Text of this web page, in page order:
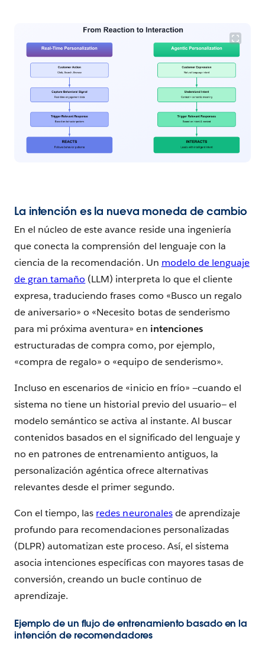
La intención es la nueva moneda de cambio
En el núcleo de este avance reside una ingeniería
que conecta la comprensión del lenguaje con la
ciencia de la recomendación. Un modelo de lenguaje
de gran tamaño (LLM) interpreta lo que el cliente
expresa, traduciendo frases como «Busco un regalo
de aniversario» o «Necesito botas de senderismo
para mi próxima aventura» en intenciones
estructuradas de compra como, por ejemplo,
«compra de regalo» o «equipo de senderismo».
Incluso en escenarios de «inicio en frío» —cuando el
sistema no tiene un historial previo del usuario— el
modelo semántico se activa al instante. Al buscar
contenidos basados en el significado del lenguaje y
no en patrones de entrenamiento antiguos, la
personalización agéntica ofrece alternativas
relevantes desde el primer segundo.
Con el tiempo, las redes neuronalesde aprendizaje
profundo para recomendaciones personalizadas
(DLPR) automatizan este proceso. Así, el sistema
asocia intenciones específicas con mayores tasas de
conversión, creando un bucle continuo de
aprendizaje.
Ejemplo de un flujo de entrenamiento basado en la
intención de recomendadores